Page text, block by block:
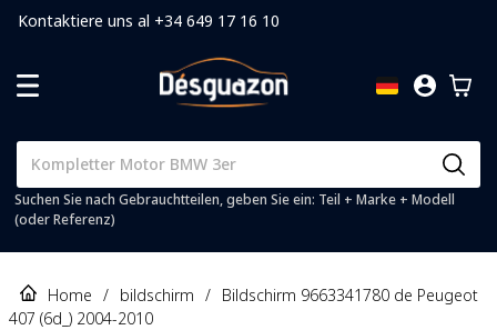
Kontaktiere uns al +34 649 17 16 10
Suchen Sie nach Gebrauchtteilen, geben Sie ein: Teil + Marke + Modell
(oder Referenz)
Home / bildschirm / Bildschirm 9663341780 de Peugeot
407 (6d_) 2004-2010